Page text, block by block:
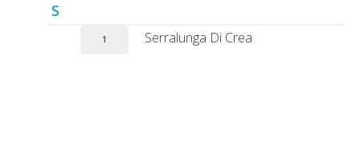
S
1 Serralunga Di Crea